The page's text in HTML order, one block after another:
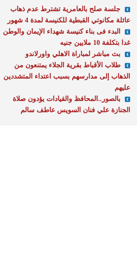
جلسة صلح بالعامرية تشترط عدم ذهاب
عائلة مكانوتي القبطية للكنيسة لمدة 4 شهور
البدء فى بناء كنيسة شهداء الإيمان والوطن
غدا بتكلفة 10 ملايين جنيه
بث مباشر لمباراة الاهلي واورلاندو
طلاب الأقباط بقرية الجلاء يمتنعون من
الذهاب إلى مدارسهم بسبب اعتداء المتشددين
عليهم
بالصور..المحافظ والقيادات يؤدون صلاة
الجنازة علي فنان السويس عاطف سالم